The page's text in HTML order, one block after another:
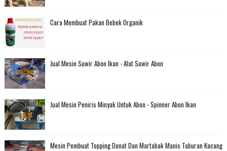
Cara Membuat Pakan Bebek Organik
Jual Mesin Suwir Abon Ikan - Alat Suwir Abon
Jual Mesin Peniris Minyak Untuk Abon - Spinner Abon Ikan
Mesin Pembuat Topping Donat Dan Martabak Manis Taburan Kacang